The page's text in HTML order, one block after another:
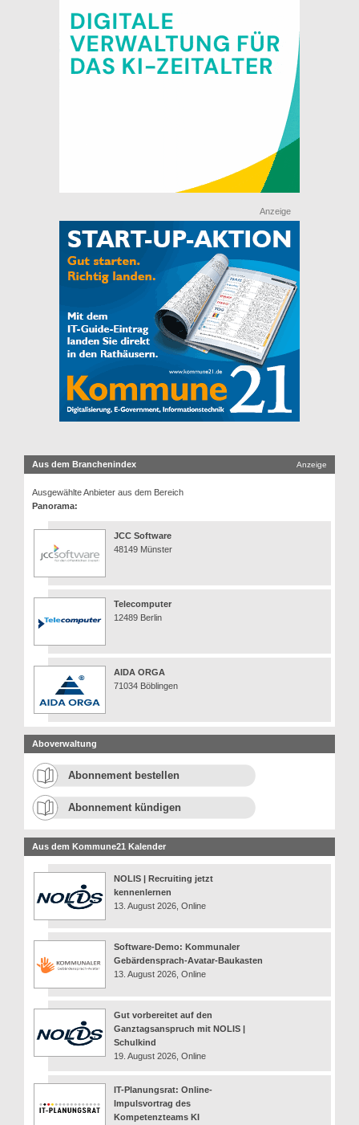
Anzeige
Aus dem Branchenindex Anzeige
Ausgewählte Anbieter aus dem Bereich
Panorama:
JCC Software
48149 Münster
Telecomputer
12489 Berlin
AIDA ORGA
71034 Böblingen
Aboverwaltung
Abonnement bestellen
Abonnement kündigen
Aus dem Kommune21 Kalender
NOLIS | Recruiting jetzt
kennenlernen
13. August 2026, Online
Software-Demo: Kommunaler
Gebärdensprach-Avatar-Baukasten
13. August 2026, Online
Gut vorbereitet auf den
Ganztagsanspruch mit NOLIS |
Schulkind
19. August 2026, Online
IT-Planungsrat: Online-
Impulsvortrag des
Kompetenzteams KI